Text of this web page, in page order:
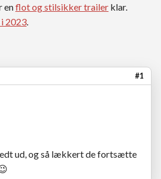
enflot og stilsikker trailer klar.
2023
#1
ud, og så lækkert de fortsætte